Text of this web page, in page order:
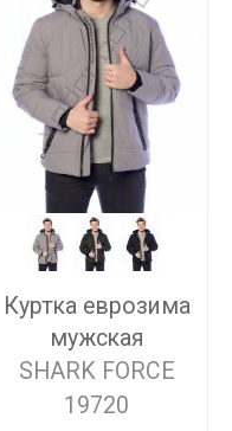
Куртка еврозима
мужская
SHARK FORCE
19720